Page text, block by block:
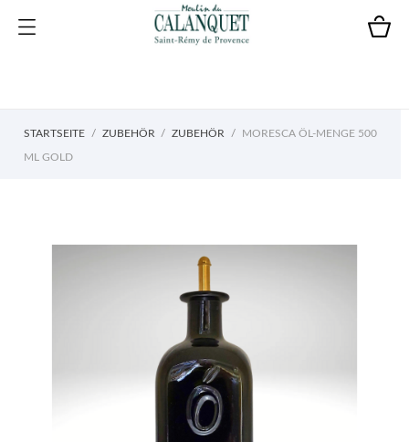
STARTSEITE ZUBEHÖR ZUBEHÖR MORESCA ÖL-MENGE 500
ML GOLD